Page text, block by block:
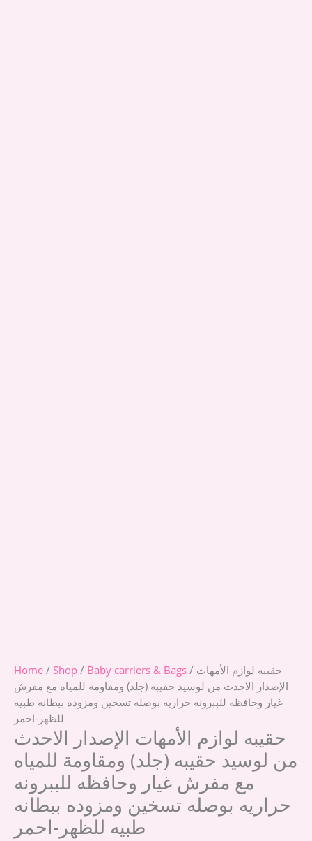
Home / Shop / Baby carriers & Bags / حقيبه لوازم الأمهات
الإصدار الاحدث من لوسيد حقيبه (جلد) ومقاومة للمياه مع مفرش
غيار وحافظه للببرونه حراريه بوصله تسخين ومزوده ببطانه طبيه
للظهر-احمر
حقيبه لوازم الأمهات الإصدار الاحدث
من لوسيد حقيبه (جلد) ومقاومة للمياه
مع مفرش غيار وحافظه للببرونه
حراريه بوصله تسخين ومزوده ببطانه
طبيه للظهر-احمر